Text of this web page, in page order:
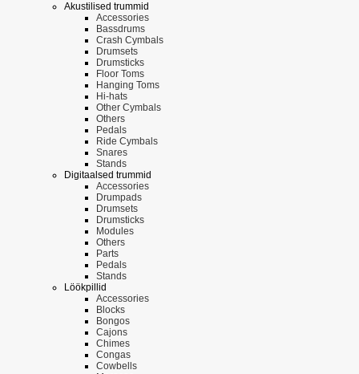
Akustilised trummid
Accessories
Bassdrums
Crash Cymbals
Drumsets
Drumsticks
Floor Toms
Hanging Toms
Hi-hats
Other Cymbals
Others
Pedals
Ride Cymbals
Snares
Stands
Digitaalsed trummid
Accessories
Drumpads
Drumsets
Drumsticks
Modules
Others
Parts
Pedals
Stands
Löökpillid
Accessories
Blocks
Bongos
Cajons
Chimes
Congas
Cowbells